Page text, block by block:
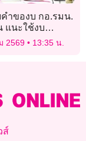
คำของบ กอ.รมน.
แนะใช้งบ
ธ์ สร้างความ
ดนใต้
2569 13:35 น.
ส์